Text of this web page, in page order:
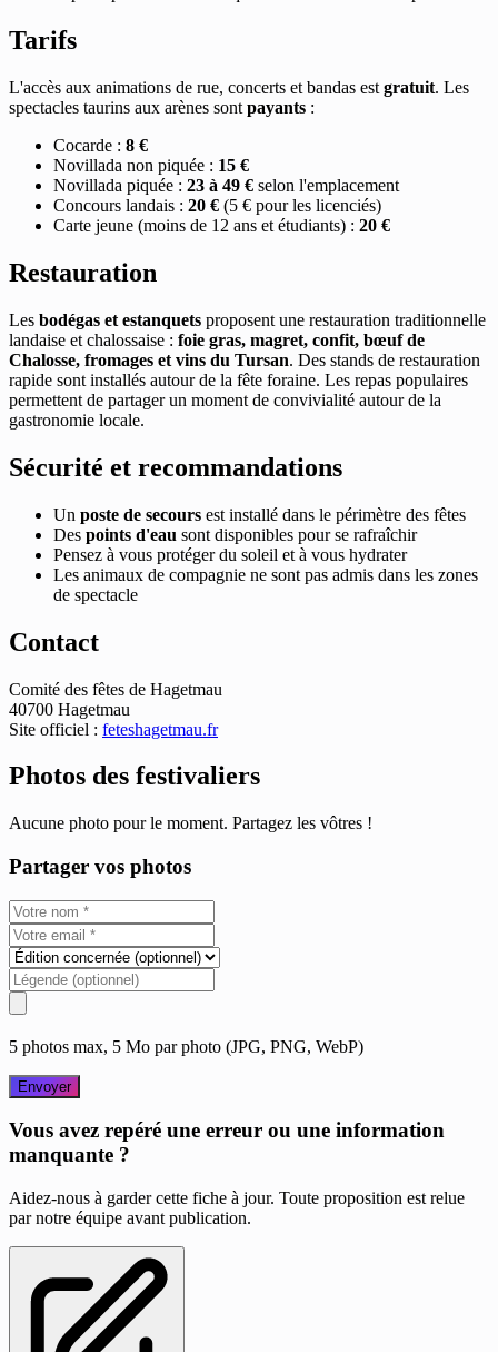
Tarifs
L'accès aux animations de rue, concerts et bandas est gratuit. Les
spectacles taurins aux arènes sont payants :
Cocarde : 8 €
Novillada non piquée : 15 €
Novillada piquée : 23 à 49 € selon l'emplacement
Concours landais : 20 € (5 € pour les licenciés)
Carte jeune (moins de 12 ans et étudiants) : 20 €
Restauration
Les bodégas et estanquets proposent une restauration traditionnelle
landaise et chalossaise : foie gras, magret, confit, bœuf de
Chalosse, fromages et vins du Tursan. Des stands de restauration
rapide sont installés autour de la fête foraine. Les repas populaires
permettent de partager un moment de convivialité autour de la
gastronomie locale.
Sécurité et recommandations
Un poste de secours est installé dans le périmètre des fêtes
Des points d'eau sont disponibles pour se rafraîchir
Pensez à vous protéger du soleil et à vous hydrater
Les animaux de compagnie ne sont pas admis dans les zones
de spectacle
Contact
Comité des fêtes de Hagetmau
40700 Hagetmau
Site officiel : feteshagetmau.fr
Photos des festivaliers
Aucune photo pour le moment. Partagez les vôtres !
Partager vos photos
5 photos max, 5 Mo par photo (JPG, PNG, WebP)
Envoyer
Vous avez repéré une erreur ou une information
manquante ?
Aidez-nous à garder cette fiche à jour. Toute proposition est relue
par notre équipe avant publication.